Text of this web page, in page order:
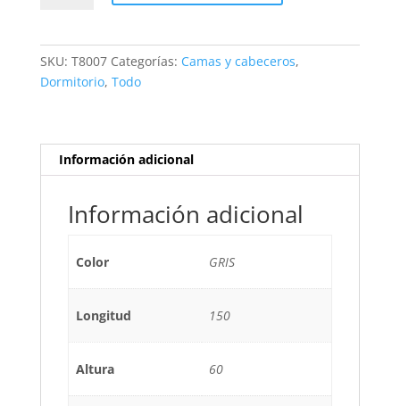
SKU: T8007 Categorías: Camas y cabeceros,
Dormitorio, Todo
Información adicional
Información adicional
Color GRIS
Longitud 150
Altura 60